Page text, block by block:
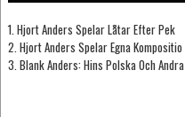
1. Hjort Anders Spelar Låtar Efter Pek
2. Hjort Anders Spelar Egna Kompositio
3. Blank Anders: Hins Polska Och Andra